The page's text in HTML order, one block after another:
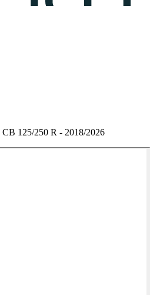
CB 125/250 R - 2018/2026